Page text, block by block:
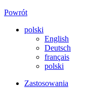
Powrót
polski
English
Deutsch
français
polski
Zastosowania